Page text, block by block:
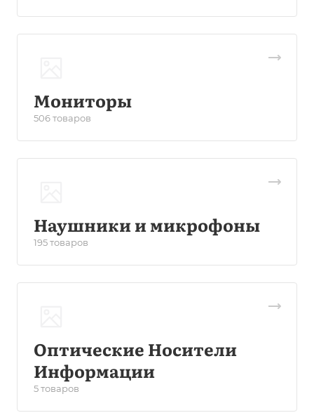
Мониторы
506 товаров
Наушники и микрофоны
195 товаров
Оптические Носители
Информации
5 товаров